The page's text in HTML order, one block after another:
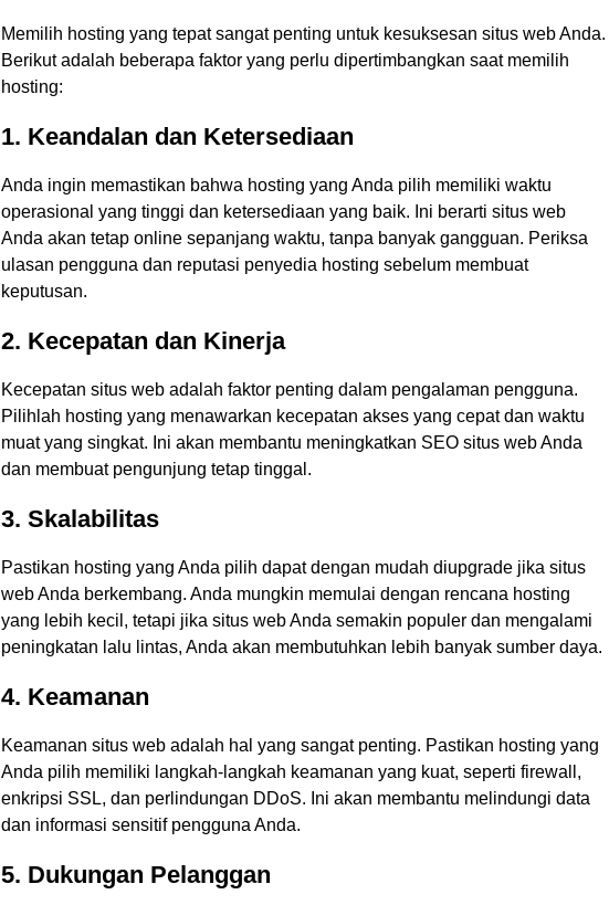
Memilih hosting yang tepat sangat penting untuk kesuksesan situs web Anda.
Berikut adalah beberapa faktor yang perlu dipertimbangkan saat memilih
hosting:
1. Keandalan dan Ketersediaan
Anda ingin memastikan bahwa hosting yang Anda pilih memiliki waktu
operasional yang tinggi dan ketersediaan yang baik. Ini berarti situs web
Anda akan tetap online sepanjang waktu, tanpa banyak gangguan. Periksa
ulasan pengguna dan reputasi penyedia hosting sebelum membuat
keputusan.
2. Kecepatan dan Kinerja
Kecepatan situs web adalah faktor penting dalam pengalaman pengguna.
Pilihlah hosting yang menawarkan kecepatan akses yang cepat dan waktu
muat yang singkat. Ini akan membantu meningkatkan SEO situs web Anda
dan membuat pengunjung tetap tinggal.
3. Skalabilitas
Pastikan hosting yang Anda pilih dapat dengan mudah diupgrade jika situs
web Anda berkembang. Anda mungkin memulai dengan rencana hosting
yang lebih kecil, tetapi jika situs web Anda semakin populer dan mengalami
peningkatan lalu lintas, Anda akan membutuhkan lebih banyak sumber daya.
4. Keamanan
Keamanan situs web adalah hal yang sangat penting. Pastikan hosting yang
Anda pilih memiliki langkah-langkah keamanan yang kuat, seperti firewall,
enkripsi SSL, dan perlindungan DDoS. Ini akan membantu melindungi data
dan informasi sensitif pengguna Anda.
5. Dukungan Pelanggan